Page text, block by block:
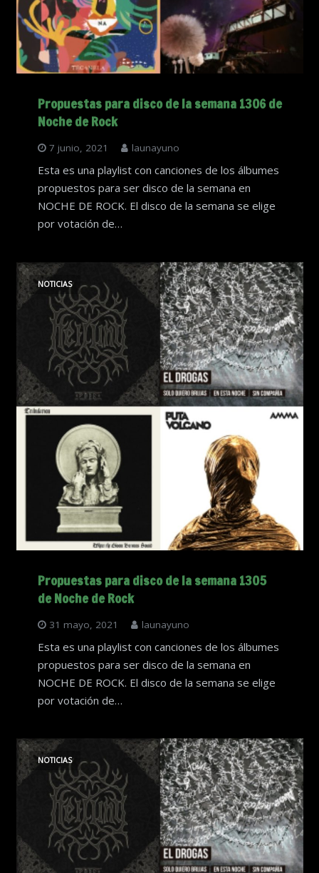
Propuestas para disco de la semana 1306 de
Noche de Rock
7 junio, 2021 launayuno
Esta es una playlist con canciones de los álbumes
propuestos para ser disco de la semana en
NOCHE DE ROCK. El disco de la semana se elige
por votación de…
Propuestas para disco de la semana 1305
de Noche de Rock
31 mayo, 2021 launayuno
NOTICIAS
Esta es una playlist con canciones de los álbumes
propuestos para ser disco de la semana en
NOCHE DE ROCK. El disco de la semana se elige
por votación de…
NOTICIAS